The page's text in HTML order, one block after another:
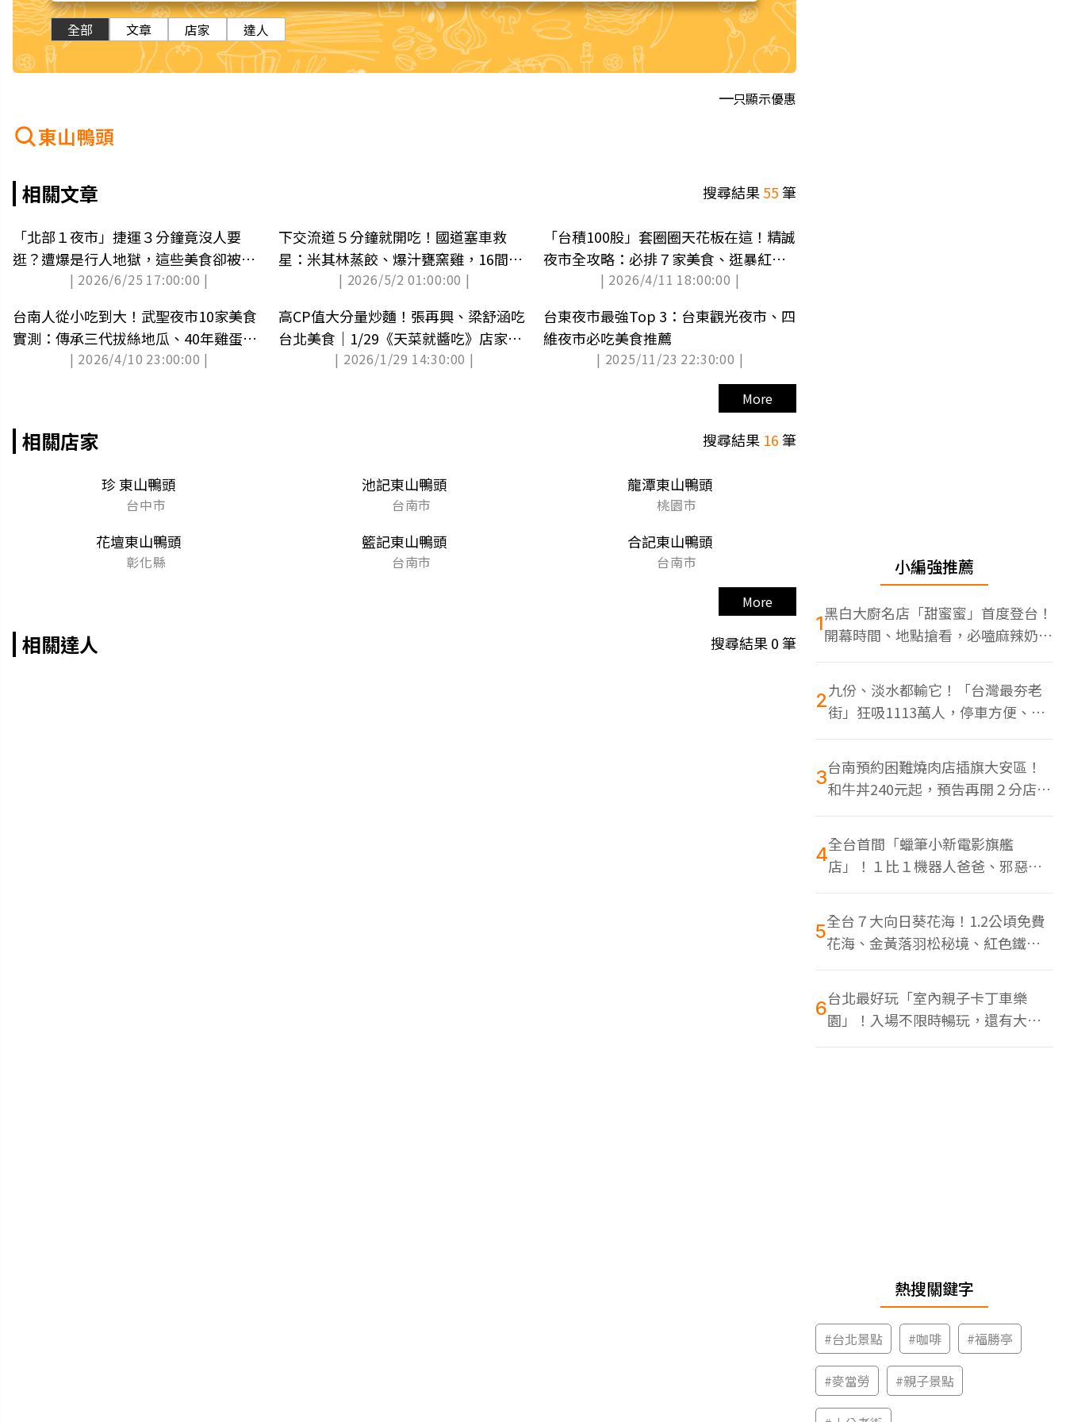
全部 文章 店家 達人
只顯示優惠
東山鴨頭
相關文章 搜尋結果55筆
「北部１夜市」捷運３分鐘竟沒人要
逛？遭爆是行人地獄，這些美食卻被推
| 2026/6/25 17:00:00 |
下交流道５分鐘就開吃！國道塞車救
星：米其林蒸餃、爆汁甕窯雞，16間美
| 2026/5/2 01:00:00 |
「台積100股」套圈圈天花板在這！精誠
夜市全攻略：必排７家美食、逛暴紅遊
| 2026/4/11 18:00:00 |
台南人從小吃到大！武聖夜市10家美食
實測：傳承三代拔絲地瓜、40年雞蛋糕
| 2026/4/10 23:00:00 |
高CP值大分量炒麵！張再興、梁舒涵吃
台北美食｜1/29《天菜就醬吃》店家資
| 2026/1/29 14:30:00 |
台東夜市最強Top 3：台東觀光夜市、四
維夜市必吃美食推薦
| 2025/11/23 22:30:00 |
More
相關店家 搜尋結果 16筆
珍 東山鴨頭
台中市
池記東山鴨頭
台南市
龍潭東山鴨頭
桃園市
花壇東山鴨頭
彰化縣
籃記東山鴨頭
台南市
合記東山鴨頭
台南市
More
相關達人 搜尋結果0筆
小編強推薦
1黑白大廚名店「甜蜜蜜」首度登台！
開幕時間、地點搶看，必嗑麻辣奶油
蝦
2九份、淡水都輸它！「台灣最夯老
街」狂吸1113萬人，停車方便、特
色美食多
3台南預約困難燒肉店插旗大安區！
和牛丼240元起，預告再開２分店、
地點曝光
4全台首間「蠟筆小新電影旗艦
店」！１比１機器人爸爸、邪惡正
男，百款周邊買翻
5全台７大向日葵花海！1.2公頃免費
花海、金黃落羽松秘境、紅色鐵橋
同框
6台北最好玩「室內親子卡丁車樂
園」！入場不限時暢玩，還有大螢
幕Switch遊戲區
熱搜關鍵字
#台北景點 #咖啡 #福勝亭
#麥當勞 #親子景點